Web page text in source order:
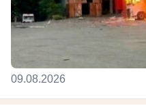
09.08.2026